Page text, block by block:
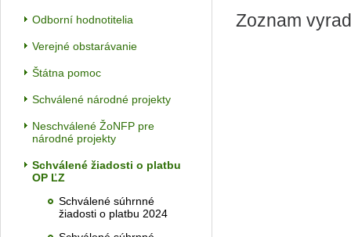
Zoznam
Odborní hodnotitelia
Verejné obstarávanie
Štátna pomoc
Schválené národné projekty
Neschválené ŽoNFP pre
národné projekty
Schválené žiadosti o platbu
OP ĽZ
Schválené súhrnné
žiadosti o platbu 2024